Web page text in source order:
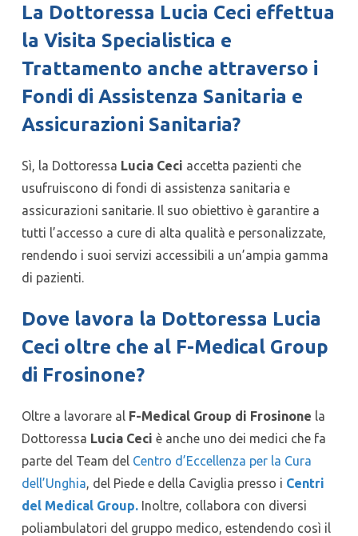
La Dottoressa Lucia Ceci effettua
la Visita Specialistica e
Trattamento anche attraverso i
Fondi di Assistenza Sanitaria e
Assicurazioni Sanitaria?
Sì, la Dottoressa Lucia Ceci accetta pazienti che
usufruiscono di fondi di assistenza sanitaria e
assicurazioni sanitarie. Il suo obiettivo è garantire a
tutti l’accesso a cure di alta qualità e personalizzate,
rendendo i suoi servizi accessibili a un’ampia gamma
di pazienti.
Dove lavora la Dottoressa Lucia
Ceci oltre che al F-Medical Group
di Frosinone?
Oltre a lavorare al F-Medical Group di Frosinone la
Dottoressa Lucia Ceci è anche uno dei medici che fa
parte del Team del Centro d’Eccellenza per la Cura
dell’Unghia , del Piede e della Caviglia presso i Centri
del Medical Group. Inoltre, collabora con diversi
poliambulatori del gruppo medico, estendendo così il